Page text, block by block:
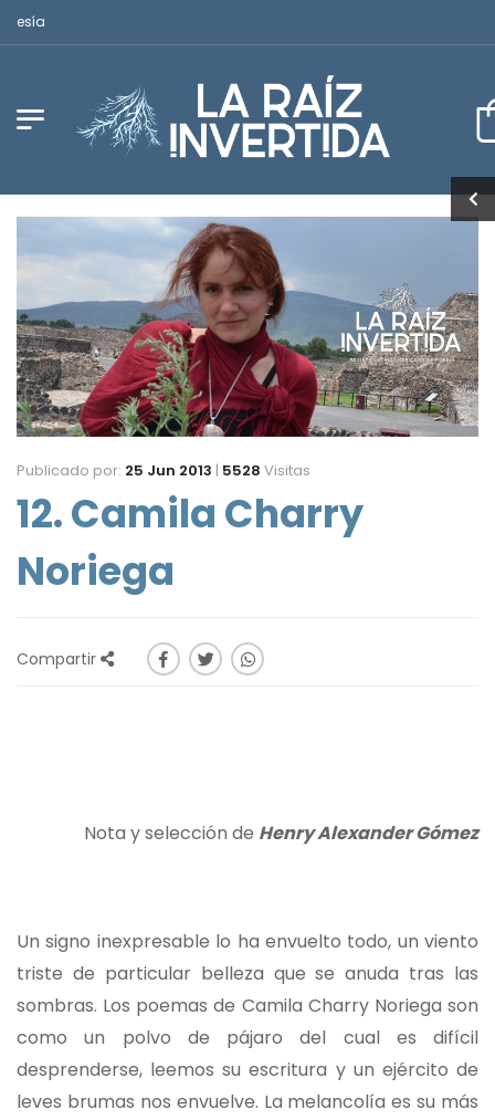
Publicado por: 25 Jun 2013 | 5528 Visitas
12. Camila Charry
Noriega
Compartir
Nota y selección de Henry Alexander Gómez
Un signo inexpresable lo ha envuelto todo, un viento
triste de particular belleza que se anuda tras las
sombras. Los poemas de Camila Charry Noriega son
como un polvo de pájaro del cual es difícil
desprenderse, leemos su escritura y un ejército de
leves brumas nos envuelve. La melancolía es su más